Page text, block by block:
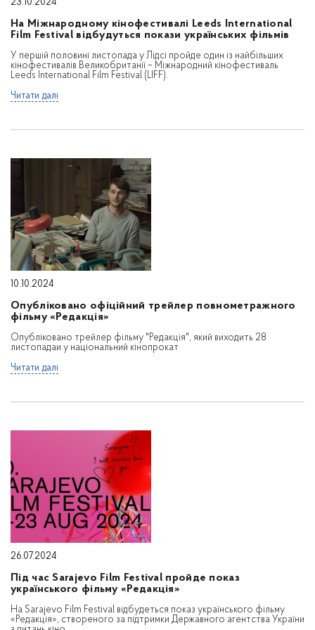
23.10.2024
На Міжнародному кінофестивалі Leeds International
Film Festival відбудуться покази українських фільмів
У першій половині листопада у Лідсі пройде один із найбільших
кінофестивалів Великобританії – Міжнародний кінофестиваль
Leeds International Film Festival (LIFF).
Читати далі
10.10.2024
Опубліковано офіційний трейлер повнометражного
фільму «Редакція»
Опубліковано трейлер фільму "Редакція", який виходить 28
листопадаи у національний кінопрокат
Читати далі
26.07.2024
Під час Sarajevo Film Festival пройде показ
українського фільму «Редакція»
На Sarajevo Film Festival відбудеться показ українського фільму
«Редакція», створеного за підтримки Державного агентства України